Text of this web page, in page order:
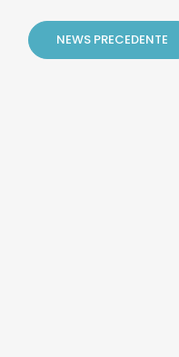
NEWS PRECEDENTE